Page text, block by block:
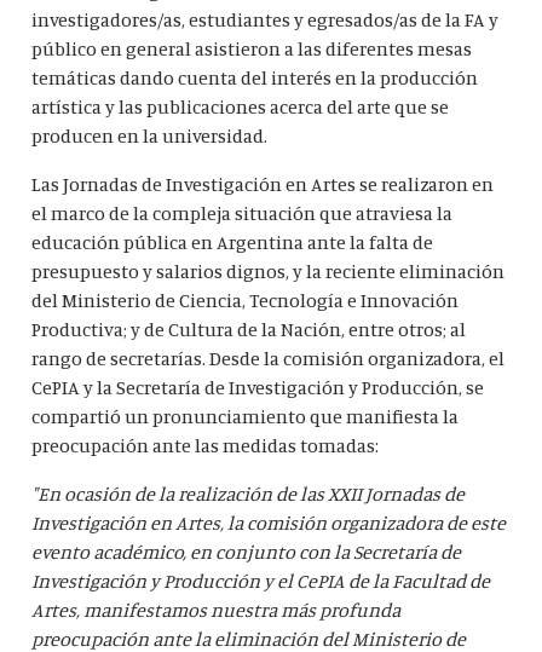
investigadores/as, estudiantes y egresados/as de la FA y
público en general asistieron a las diferentes mesas
temáticas dando cuenta del interés en la producción
artística y las publicaciones acerca del arte que se
producen en la universidad.
Las Jornadas de Investigación en Artes se realizaron en
el marco de la compleja situación que atraviesa la
educación pública en Argentina ante la falta de
presupuesto y salarios dignos, y la reciente eliminación
del Ministerio de Ciencia, Tecnología e Innovación
Productiva; y de Cultura de la Nación, entre otros; al
rango de secretarías. Desde la comisión organizadora, el
CePIA y la Secretaría de Investigación y Producción, se
compartió un pronunciamiento que manifiesta la
preocupación ante las medidas tomadas:
"En ocasión de la realización de las XXII Jornadas de
Investigación en Artes, la comisión organizadora de este
evento académico, en conjunto con la Secretaría de
Investigación y Producción y el CePIA de la Facultad de
Artes, manifestamos nuestra más profunda
preocupación ante la eliminación del Ministerio de